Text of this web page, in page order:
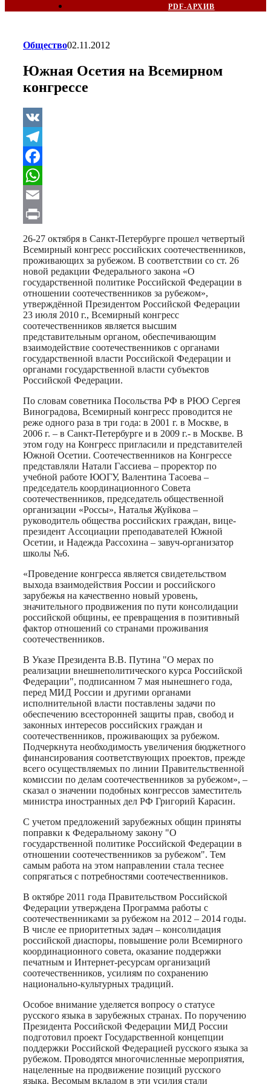
PDF-АРХИВ
Общество02.11.2012
Южная Осетия на Всемирном
конгрессе
VK
Telegram
Facebook
WhatsApp
Email
Print
26-27 октября в Санкт-Петербурге прошел четвертый
Всемирный конгресс российских соотечественников,
проживающих за рубежом. В соответствии со ст. 26
новой редакции Федерального закона «О
государственной политике Российской Федерации в
отношении соотечественников за рубежом»,
утверждённой Президентом Российской Федерации
23 июля 2010 г., Всемирный конгресс
соотечественников является высшим
представительным органом, обеспечивающим
взаимодействие соотечественников с органами
государственной власти Российской Федерации и
органами государственной власти субъектов
Российской Федерации.
По словам советника Посольства РФ в РЮО Сергея
Виноградова, Всемирный конгресс проводится не
реже одного раза в три года: в 2001 г. в Москве, в
2006 г. – в Санкт-Петербурге и в 2009 г.- в Москве. В
этом году на Конгресс пригласили и представителей
Южной Осетии. Соотечественников на Конгрессе
представляли Натали Гассиева – проректор по
учебной работе ЮОГУ, Валентина Тасоева –
председатель координационного Совета
соотечественников, председатель общественной
организации «Россы», Наталья Жуйкова –
руководитель общества российских граждан, вице-
президент Ассоциации преподавателей Южной
Осетии, и Надежда Рассохина – завуч-организатор
школы №6.
«Проведение конгресса является свидетельством
выхода взаимодействия России и российского
зарубежья на качественно новый уровень,
значительного продвижения по пути консолидации
российской общины, ее превращения в позитивный
фактор отношений со странами проживания
соотечественников.
В Указе Президента В.В. Путина "О мерах по
реализации внешнеполитического курса Российской
Федерации", подписанном 7 мая нынешнего года,
перед МИД России и другими органами
исполнительной власти поставлены задачи по
обеспечению всесторонней защиты прав, свобод и
законных интересов российских граждан и
соотечественников, проживающих за рубежом.
Подчеркнута необходимость увеличения бюджетного
финансирования соответствующих проектов, прежде
всего осуществляемых по линии Правительственной
комиссии по делам соотечественников за рубежом», –
сказал о значении подобных конгрессов заместитель
министра иностранных дел РФ Григорий Карасин.
С учетом предложений зарубежных общин приняты
поправки к Федеральному закону "О
государственной политике Российской Федерации в
отношении соотечественников за рубежом". Тем
самым работа на этом направлении стала теснее
сопрягаться с потребностями соотечественников.
В октябре 2011 года Правительством Российской
Федерации утверждена Программа работы с
соотечественниками за рубежом на 2012 – 2014 годы.
В числе ее приоритетных задач – консолидация
российской диаспоры, повышение роли Всемирного
координационного совета, оказание поддержки
печатным и Интернет-ресурсам организаций
соотечественников, усилиям по сохранению
национально-культурных традиций.
Особое внимание уделяется вопросу о статусе
русского языка в зарубежных странах. По поручению
Президента Российской Федерации МИД России
подготовил проект Государственной концепции
поддержки Российской Федерацией русского языка за
рубежом. Проводятся многочисленные мероприятия,
нацеленные на продвижение позиций русского
языка. Весомым вкладом в эти усилия стали